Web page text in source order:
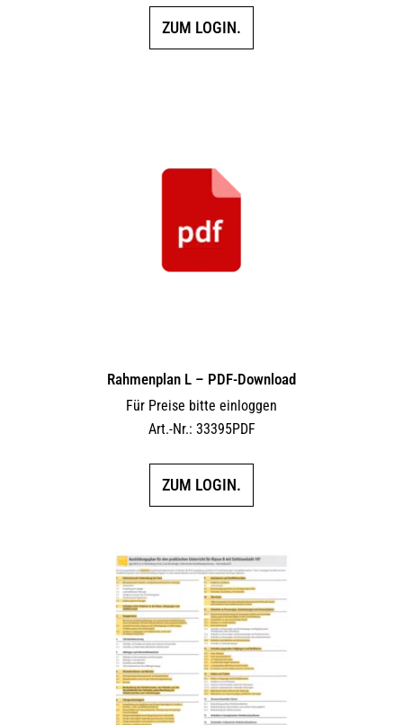
ZUM LOGIN.
Rahmenplan L – PDF-Download
Für Preise bitte einloggen
Art.-Nr.: 33395PDF
ZUM LOGIN.